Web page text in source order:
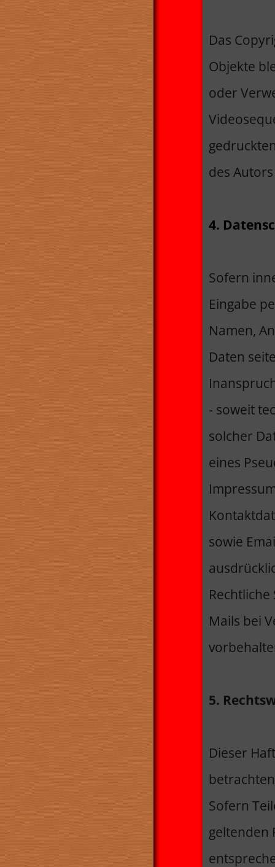
Das
Objekte
oder
des
4.
Sofern
Eingabe
Namen,
Daten
- soweit
solcher
eines
sowie
Mails bei
5.
Dieser
Sofern
geltenden